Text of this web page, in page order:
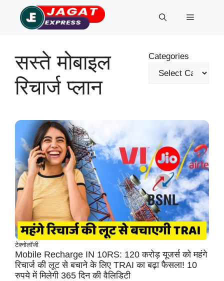
content
Menu
सस्ते मोबाइल
रिचार्ज प्लान
Categories
टेक्नोलॉजी
Mobile Recharge IN 10RS: 120 करोड़ यूजर्स को महंगे
रिचार्ज की लूट से बचाने के लिए TRAI का बढ़ा फैसला! 10
रुपये में मिलेगी 365 दिन की वैलिडिटी